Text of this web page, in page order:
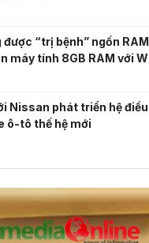
được “trị bệnh” ngốn
máy tính 8GB RAM với
Nissan phát triển hệ
ô-tô thế hệ mới